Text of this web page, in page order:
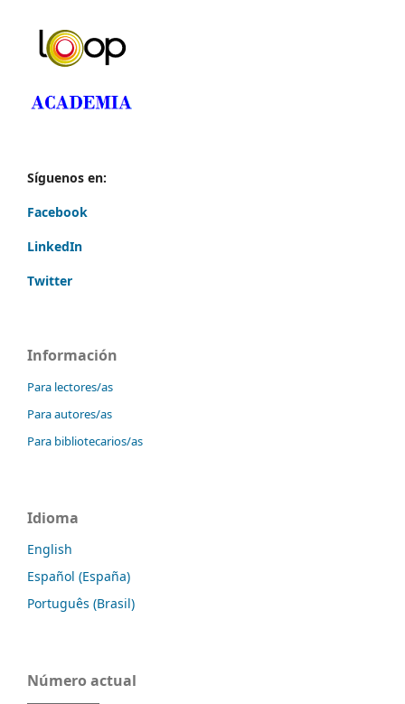
Síguenos en:
Facebook
LinkedIn
Twitter
Información
Para lectores/as
Para autores/as
Para bibliotecarios/as
Idioma
English
Español (España)
Português (Brasil)
Número actual